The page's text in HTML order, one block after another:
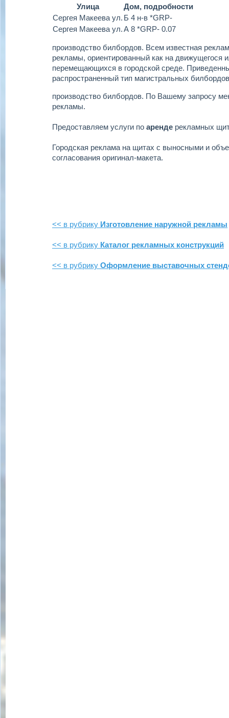
Улица
Дом, подробности
Сергея Макеева ул. Б 4 н-в *GRP-
Сергея Макеева ул.А 8 *GRP- 0.07
производство билбордов. Всем известная
рекламы, ориентированный как на движущегося
перемещающихся в городской среде.
распространенный тип магистральных
производство билбордов. По Вашему запросу
рекламы.
Предоставляем услуги по аренде рекламных
Городская реклама на щитах с выносными и
согласования оригинал-макета.
<< в рубрику Изготовление наружной рекламы
<< в рубрику Каталог рекламных конструкций
<< в рубрику Оформление выставочных